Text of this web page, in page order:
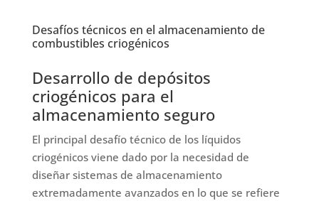
Desafíos técnicos en el almacenamiento de
combustibles criogénicos
Desarrollo de depósitos
criogénicos para el
almacenamiento seguro
El principal desafío técnico de los líquidos
criogénicos viene dado por la necesidad de
diseñar sistemas de almacenamiento
extremadamente avanzados en lo que se refiere